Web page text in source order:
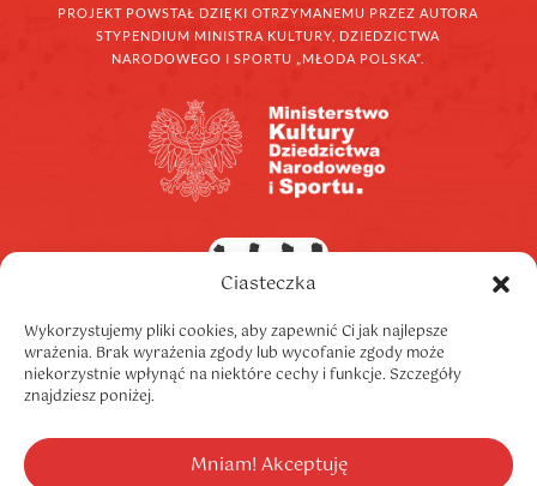
Ciasteczka
Wykorzystujemy pliki cookies, aby zapewnić Ci jak najlepsze
wrażenia. Brak wyrażenia zgody lub wycofanie zgody może
niekorzystnie wpłynąć na niektóre cechy i funkcje. Szczegóły
znajdziesz poniżej.
Mniam! Akceptuję
PROJEKT POWSTAŁ DZIĘKI OTRZYMANEMU PRZEZ AUTORA
STYPENDIUM MINISTRA KULTURY, DZIEDZICTWA
NARODOWEGO I SPORTU „MŁODA POLSKA”.